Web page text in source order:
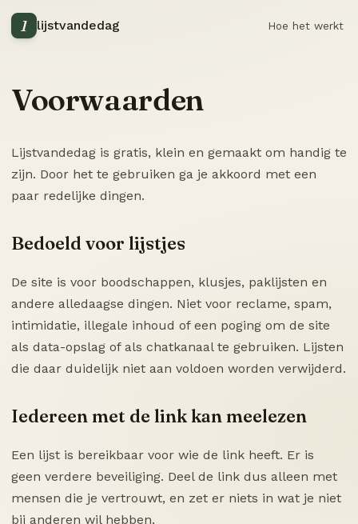
1 lijstvandedag Hoe het werkt
Voorwaarden
Lijstvandedag is gratis, klein en gemaakt om handig te
zijn. Door het te gebruiken ga je akkoord met een
paar redelijke dingen.
Bedoeld voor lijstjes
De site is voor boodschappen, klusjes, paklijsten en
andere alledaagse dingen. Niet voor reclame, spam,
intimidatie, illegale inhoud of een poging om de site
als data-opslag of als chatkanaal te gebruiken. Lijsten
die daar duidelijk niet aan voldoen worden verwijderd.
Iedereen met de link kan meelezen
Een lijst is bereikbaar voor wie de link heeft. Er is
geen verdere beveiliging. Deel de link dus alleen met
mensen die je vertrouwt, en zet er niets in wat je niet
bij anderen wil hebben.